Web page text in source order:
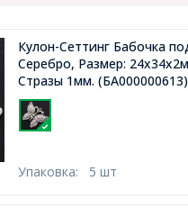
Кулон-Сеттинг Бабочка
Серебро, Размер:
Стразы 1мм. (БА000000613)
Упаковка: 5 шт